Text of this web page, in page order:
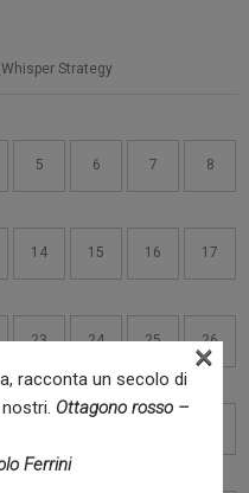
Whisper Strategy
5 6 7 8
14 15 16 17
23 24 25 26
racconta un secolo di
Ottagono rosso –
Ferrini
×